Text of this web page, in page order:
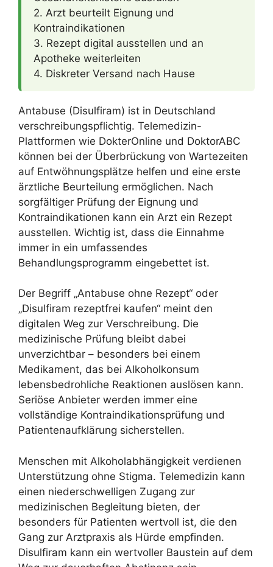
2. Arzt beurteilt Eignung und
Kontraindikationen
3. Rezept digital ausstellen und an
Apotheke weiterleiten
4. Diskreter Versand nach Hause
Antabuse (Disulfiram) ist in Deutschland
verschreibungspflichtig. Telemedizin-
Plattformen wie DokterOnline und DoktorABC
können bei der Überbrückung von Wartezeiten
auf Entwöhnungsplätze helfen und eine erste
ärztliche Beurteilung ermöglichen. Nach
sorgfältiger Prüfung der Eignung und
Kontraindikationen kann ein Arzt ein Rezept
ausstellen. Wichtig ist, dass die Einnahme
immer in ein umfassendes
Behandlungsprogramm eingebettet ist.
Der Begriff „Antabuse ohne Rezept“ oder
„Disulfiram rezeptfrei kaufen“ meint den
digitalen Weg zur Verschreibung. Die
medizinische Prüfung bleibt dabei
unverzichtbar – besonders bei einem
Medikament, das bei Alkoholkonsum
lebensbedrohliche Reaktionen auslösen kann.
Seriöse Anbieter werden immer eine
vollständige Kontraindikationsprüfung und
Patientenaufklärung sicherstellen.
Menschen mit Alkoholabhängigkeit verdienen
Unterstützung ohne Stigma. Telemedizin kann
einen niederschwelligen Zugang zur
medizinischen Begleitung bieten, der
besonders für Patienten wertvoll ist, die den
Gang zur Arztpraxis als Hürde empfinden.
Disulfiram kann ein wertvoller Baustein auf dem